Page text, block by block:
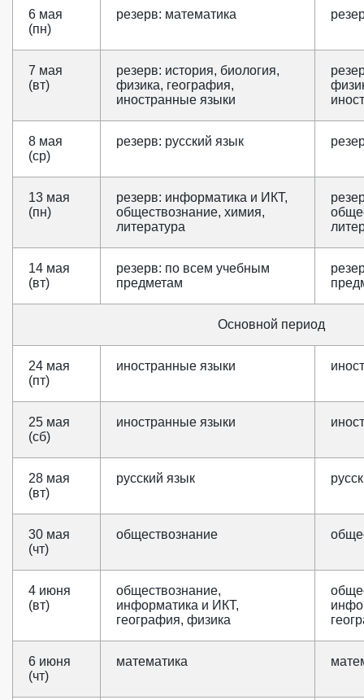
6 мая
(пн)
резерв: математика
7 мая
(вт)
резерв: история, биология,
физика, география,
иностранные языки
8 мая
(ср)
резерв: русский язык
13 мая
(пн)
резерв: информатика и ИКТ,
обществознание, химия,
литература
14 мая
(вт)
резерв: по всем учебным
предметам
Основной период
24 мая
(пт)
иностранные языки
25 мая
(сб)
иностранные языки
28 мая
(вт)
русский язык
30 мая
(чт)
обществознание
4 июня
(вт)
обществознание,
информатика и ИКТ,
география, физика
6 июня
(чт)
математика